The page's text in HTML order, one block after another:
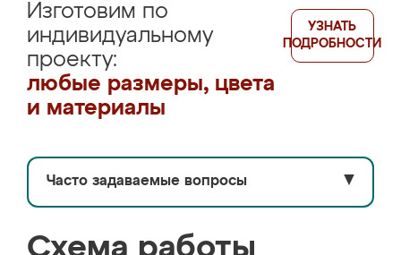
Изготовим по
индивидуальному
проекту:
любые размеры, цвета
и материалы
УЗНАТЬ
ПОДРОБНОСТИ
Часто задаваемые вопросы ▼